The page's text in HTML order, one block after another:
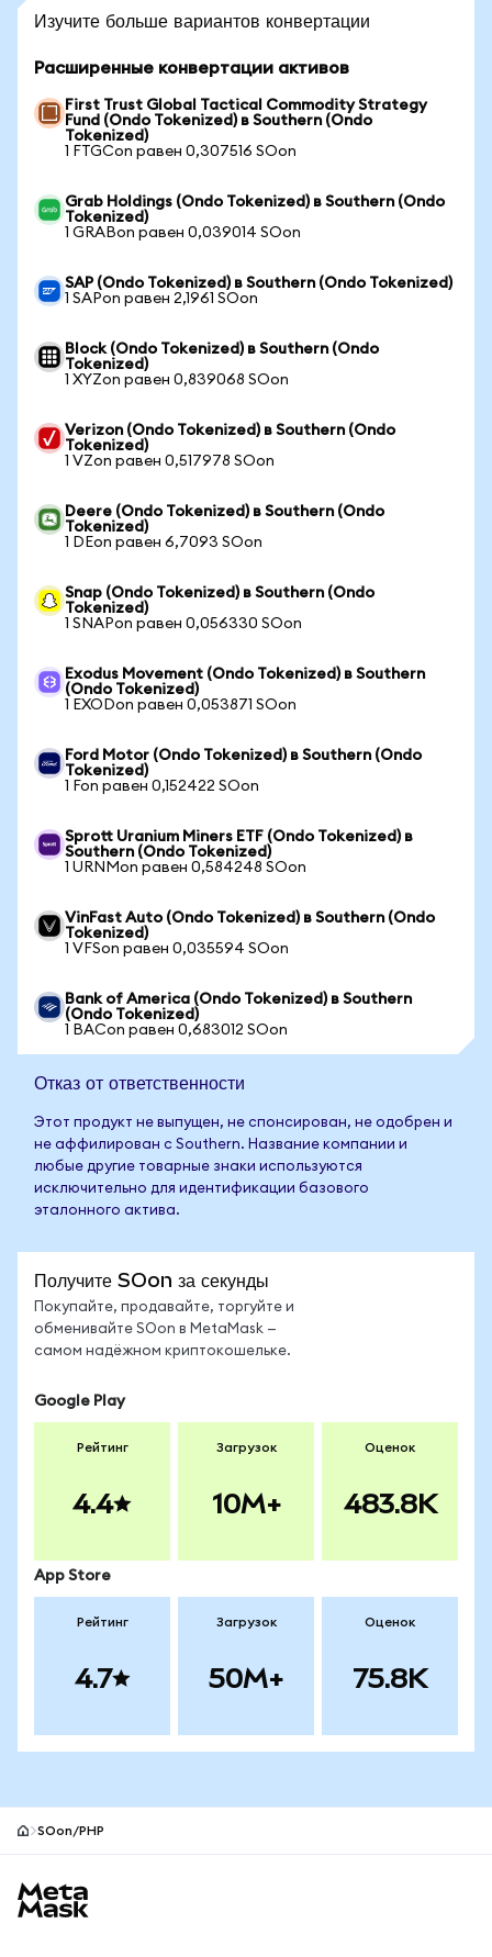
Изучите больше вариантов конвертации
Расширенные конвертации активов
First Trust Global Tactical Commodity Strategy
Fund (Ondo Tokenized) в Southern (Ondo
Tokenized)
1 FTGCon равен 0,307516 SOon
Grab Holdings (Ondo Tokenized) в Southern (Ondo
Tokenized)
1 GRABon равен 0,039014 SOon
SAP (Ondo Tokenized) в Southern (Ondo Tokenized)
1 SAPon равен 2,1961 SOon
Block (Ondo Tokenized) в Southern (Ondo
Tokenized)
1 XYZon равен 0,839068 SOon
Verizon (Ondo Tokenized) в Southern (Ondo
Tokenized)
1 VZon равен 0,517978 SOon
Deere (Ondo Tokenized) в Southern (Ondo
Tokenized)
1 DEon равен 6,7093 SOon
Snap (Ondo Tokenized) в Southern (Ondo
Tokenized)
1 SNAPon равен 0,056330 SOon
Exodus Movement (Ondo Tokenized) в Southern
(Ondo Tokenized)
1 EXODon равен 0,053871 SOon
Ford Motor (Ondo Tokenized) в Southern (Ondo
Tokenized)
1 Fon равен 0,152422 SOon
Sprott Uranium Miners ETF (Ondo Tokenized) в
Southern (Ondo Tokenized)
1 URNMon равен 0,584248 SOon
VinFast Auto (Ondo Tokenized) в Southern (Ondo
Tokenized)
1 VFSon равен 0,035594 SOon
Bank of America (Ondo Tokenized) в Southern
(Ondo Tokenized)
1 BACon равен 0,683012 SOon
Отказ от ответственности
Этот продукт не выпущен, не спонсирован, не одобрен и
не аффилирован с Southern. Название компании и
любые другие товарные знаки используются
исключительно для идентификации базового
эталонного актива.
Получите SOon за секунды
Покупайте, продавайте, торгуйте и
обменивайте SOon в MetaMask —
самом надёжном криптокошельке.
Google Play
Рейтинг
4.4
Загрузок
10M+
Оценок
483.8K
App Store
Рейтинг
4.7
Загрузок
50M+
Оценок
75.8K
SOon/PHP